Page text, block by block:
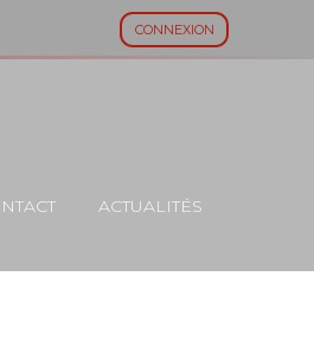
CONNEXION
ACTUALITÉS